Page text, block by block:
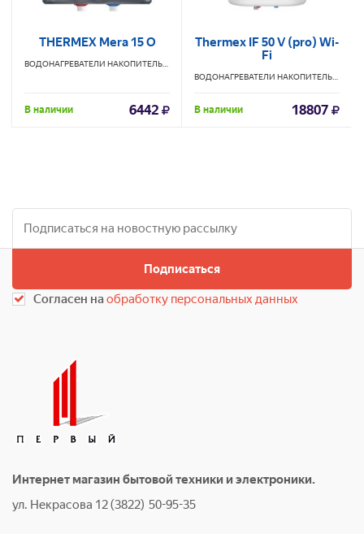
THERMEX Mera 15 O
В наличии 6442
Thermex IF 50 V (pro) Wi-
Fi
В наличии 18807
Подписаться
Согласен наобработку персональных данных
Интернет магазин бытовой техники и электроники.
ул. Некрасова 12 (3822) 50-95-35